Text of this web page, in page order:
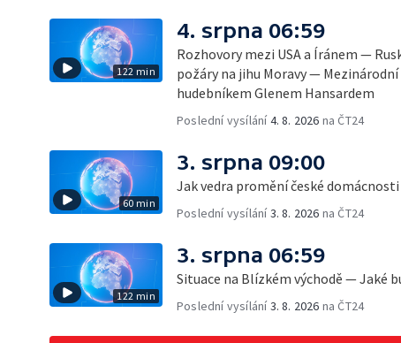
122 min
4. srpna 06:59
Rozhovory mezi USA a Íránem —
požáry na jihu Moravy —
hudebníkem Glenem Hansardem
Poslední vysílání4. 8. 2026 na ČT24
60 min
3. srpna 09:00
Jak vedra promění české
Poslední vysílání3. 8. 2026 na ČT24
122 min
3. srpna 06:59
Situace na Blízkém východě — Jaké
Poslední vysílání3. 8. 2026 na ČT24